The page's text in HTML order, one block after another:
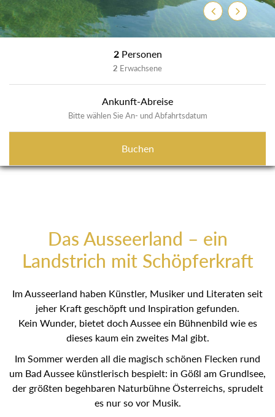
ZurückWeiter
2 Personen
2 Erwachsene
Ankunft-Abreise
Bitte wählen Sie An- und Abfahrtsdatum
Buchen
Das Ausseerland – ein
Landstrich mit Schöpferkraft
Im Ausseerland haben Künstler, Musiker und Literaten seit
jeher Kraft geschöpft und Inspiration gefunden.
Kein Wunder, bietet doch Aussee ein Bühnenbild wie es
dieses kaum ein zweites Mal gibt.
Im Sommer werden all die magisch schönen Flecken rund
um Bad Aussee künstlerisch bespielt: in Gößl am Grundlsee,
der größten begehbaren Naturbühne Österreichs, sprudelt
es nur so vor Musik.